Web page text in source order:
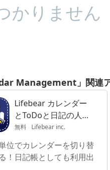
かりません
Management」関連
Lifebear カレンダー
とToDoと日記の人気
手帳
無料 Lifebear inc.
位でカレンダーを切り替
！日記帳としても利用出